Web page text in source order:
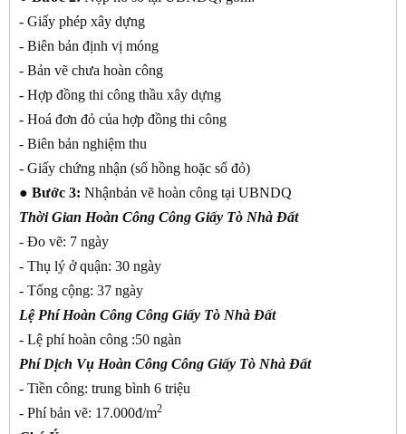
- Giấy phép xây dựng
- Biên bản định vị móng
- Bản vẽ chưa hoàn công
- Hợp đồng thi công thầu xây dựng
- Hoá đơn đỏ của hợp đồng thi công
- Biên bản nghiệm thu
- Giấy chứng nhận (sổ hồng hoặc sổ đỏ)
● Bước 3: Nhậnbản vẽ hoàn công tại UBNDQ
Thời Gian Hoàn Công Công Giấy Tò Nhà Đất
- Đo vẽ: 7 ngày
- Thụ lý ở quận: 30 ngày
- Tổng cộng: 37 ngày
Lệ Phí Hoàn Công Công Giấy Tò Nhà Đất
- Lệ phí hoàn công :50 ngàn
Phí Dịch Vụ Hoàn Công Công Giấy Tò Nhà Đất
- Tiền công: trung bình 6 triệu
- Phí bản vẽ: 17.000đ/m2